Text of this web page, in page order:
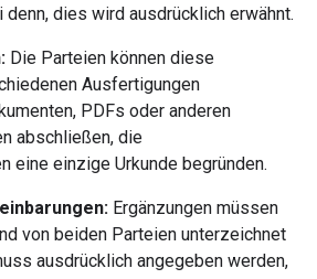
dies wird ausdrücklich erwähnt.
Die Parteien können diese
Ausfertigungen
PDFs oder anderen
abschließen, die
eine einzige Urkunde begründen.
Ergänzungen müssen
von beiden Parteien unterzeichnet
ausdrücklich angegeben werden,